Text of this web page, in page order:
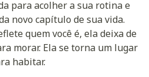
para acolher a sua rotina e
novo capítulo de sua vida.
quem você é, ela deixa de
morar. Ela se torna um lugar
habitar.